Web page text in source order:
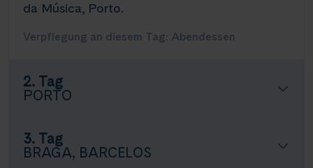
da Música, Porto.
Verpflegung an diesem Tag: Abendessen
2. Tag
PORTO
3. Tag
BRAGA, BARCELOS